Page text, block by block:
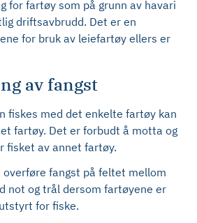
for fartøy som på grunn av havari
driftsavbrudd. Det er en
for bruk av leiefartøy ellers er
av fangst
fiskes med det enkelte fartøy kan
fartøy. Det er forbudt å motta og
fisket av annet fartøy.
fangst på feltet mellom
not og trål dersom fartøyene er
for fiske.